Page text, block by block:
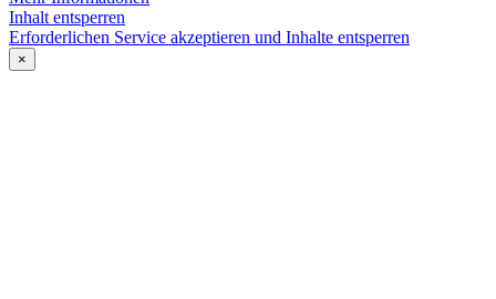
Inhalt entsperren
Erforderlichen Service akzeptieren und Inhalte entsperren
×